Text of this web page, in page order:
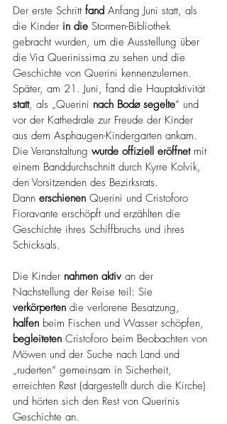
Der erste Schritt fand Anfang Juni statt, als
die Kinder in die Stormen-Bibliothek
gebracht wurden, um die Ausstellung über
die Via Querinissima zu sehen und die
Geschichte von Querini kennenzulernen.
Später, am 21. Juni, fand die Hauptaktivität
statt, als „Querini nach Bodø segelte“ und
vor der Kathedrale zur Freude der Kinder
aus dem Asphaugen-Kindergarten ankam.
Die Veranstaltung wurde offiziell eröffnet mit
einem Banddurchschnitt durch Kyrre Kolvik,
den Vorsitzenden des Bezirksrats.
Dann erschienen Querini und Cristoforo
Fioravante erschöpft und erzählten die
Geschichte ihres Schiffbruchs und ihres
Schicksals.
Die Kinder nahmen aktiv an der
Nachstellung der Reise teil: Sie
verkörperten die verlorene Besatzung,
halfen beim Fischen und Wasser schöpfen,
begleiteten Cristoforo beim Beobachten von
Möwen und der Suche nach Land und
„ruderten“ gemeinsam in Sicherheit,
erreichten Røst (dargestellt durch die Kirche)
und hörten sich den Rest von Querinis
Geschichte an.